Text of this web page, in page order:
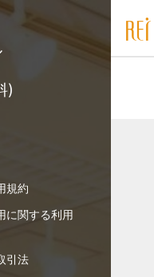
)
規約
に関する利用
引法